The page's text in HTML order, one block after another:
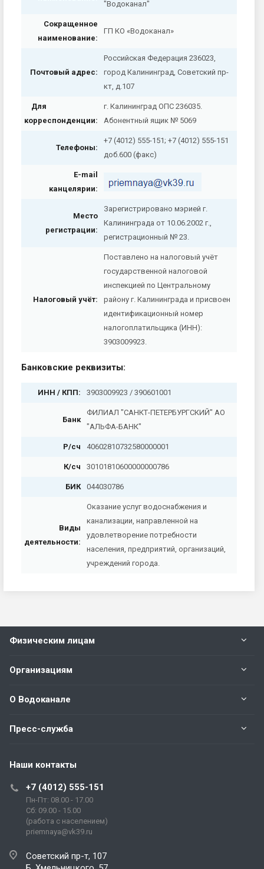
"Водоканал"
Сокращенное
наименование:
ГП КО «Водоканал»
Почтовый адрес:
Российская Федерация 236023,
город Калининград, Советский пр-
кт, д.107
Для
корреспонденции:
г. Калининград ОПС 236035.
Абонентный ящик № 5069
Телефоны:
+7 (4012) 555-151; +7 (4012) 555-151
доб.600 (факс)
E-mail
канцелярии:
Место
регистрации:
Зарегистрировано мэрией г.
Калининграда от 10.06.2002 г.,
регистрационный № 23.
Налоговый учёт:
Поставлено на налоговый учёт
государственной налоговой
инспекцией по Центральному
району г. Калининграда и присвоен
идентификационный номер
налогоплатильщика (ИНН):
3903009923.
Банковские реквизиты:
ИНН / КПП: 3903009923 / 390601001
Банк
ФИЛИАЛ "САНКТ-ПЕТЕРБУРГСКИЙ" АО
"АЛЬФА-БАНК"
Р/сч 40602810732580000001
К/сч 30101810600000000786
БИК 044030786
Виды
деятельности:
Оказание услуг водоснабжения и
канализации, направленной на
удовлетворение потребности
населения, предприятий, организаций,
учреждений города.
Физическим лицам
Организациям
О Водоканале
Пресс-служба
Наши контакты
+7 (4012) 555-151
Пн-Пт: 08.00 - 17.00
Сб: 09.00 - 15.00
(работа с населением)
priemnaya@vk39.ru
Советский пр-т, 107